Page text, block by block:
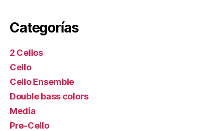
Categorías
2 Cellos
Cello
Cello Ensemble
Double bass colors
Media
Pre-Cello